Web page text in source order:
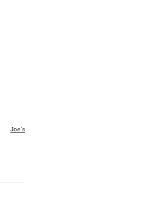
Joe's